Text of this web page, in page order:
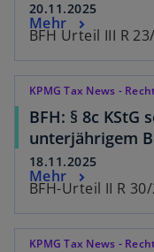
20.11.2025
BFH Urteil III R
Mehr
KPMG Tax News -
BFH: § 8c
unterjährigem
18.11.2025
BFH-Urteil II R
Mehr
KPMG Tax News -